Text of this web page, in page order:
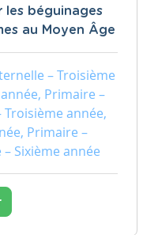
les béguinages
au Moyen Âge
– Troisième
Primaire –
année,
Primaire –
Sixième année